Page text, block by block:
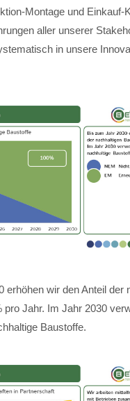
Montage und Einkauf-
aller unserer
in unsere
erhöhen wir den Anteil der
pro Jahr. Im Jahr 2030
Baustoffe.